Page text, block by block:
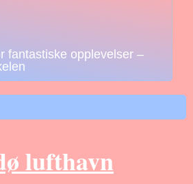
fantastiske opplevelser –
lufthavn